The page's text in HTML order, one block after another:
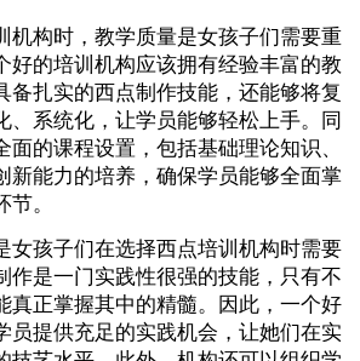
机构时，教学质量是女孩子们需要重
好的培训机构应该拥有经验丰富的教
备扎实的西点制作技能，还能够将复
、系统化，让学员能够轻松上手。同
面的课程设置，包括基础理论知识、
新能力的培养，确保学员能够全面掌
。
女孩子们在选择西点培训机构时需要
作是一门实践性很强的技能，只有不
真正掌握其中的精髓。因此，一个好
员提供充足的实践机会，让她们在实